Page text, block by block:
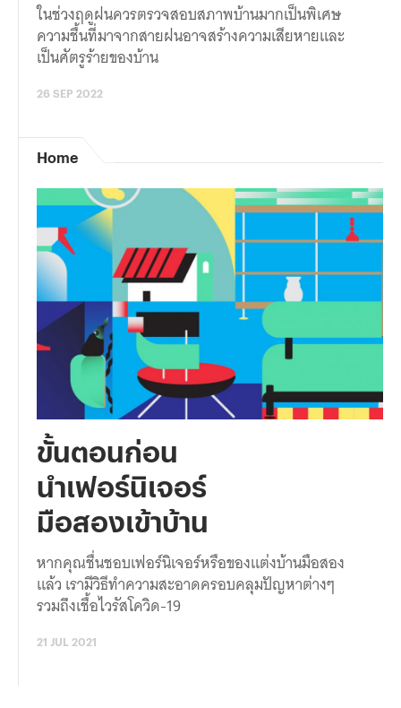
ในช่วงฤดูฝนควรตรวจสอบสภาพบ้านมากเป็นพิเศษ
ความชื้นที่มาจากสายฝนอาจสร้างความเสียหายและ
เป็นศัตรูร้ายของบ้าน
26 SEP 2022
Home
ขั้นตอนก่อน
นำเฟอร์นิเจอร์
มือสองเข้าบ้าน
หากคุณชื่นชอบเฟอร์นิเจอร์หรือของแต่งบ้านมือสอง
แล้ว เรามีวิธีทำความสะอาดครอบคลุมปัญหาต่างๆ
รวมถึงเชื้อไวรัสโควิด-19
21 JUL 2021